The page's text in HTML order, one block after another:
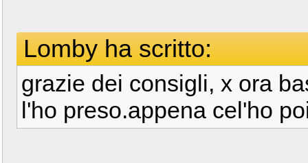
Lomby ha scritto:
grazie dei consigli, x ora
l'ho preso.appena cel'ho